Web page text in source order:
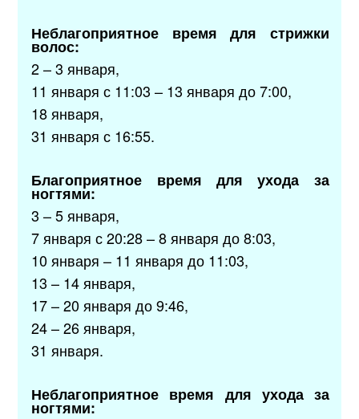
Неблагоприятное время для стрижки
волос:
2 – 3 января,
11 января с 11:03 – 13 января до 7:00,
18 января,
31 января с 16:55.
Благоприятное время для ухода за
ногтями:
3 – 5 января,
7 января с 20:28 – 8 января до 8:03,
10 января – 11 января до 11:03,
13 – 14 января,
17 – 20 января до 9:46,
24 – 26 января,
31 января.
Неблагоприятное время для ухода за
ногтями: